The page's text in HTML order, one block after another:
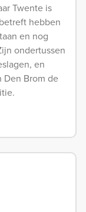
Twente is
hebben
en nog
ondertussen
en
Den Brom de